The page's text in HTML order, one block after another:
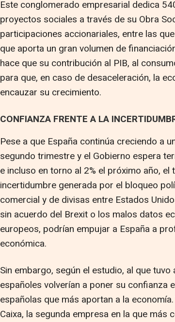
Este conglomerado empresarial dedica
proyectos sociales a través de su Obra
participaciones accionariales, entre las
que aporta un gran volumen de
hace que su contribución al PIB, al
para que, en caso de desaceleración, la
encauzar su crecimiento.
CONFIANZA FRENTE A LA
Pese a que España continúa creciendo a
segundo trimestre y el Gobierno espera
e incluso en torno al 2% el próximo año, el
incertidumbre generada por el bloqueo
comercial y de divisas entre Estados
sin acuerdo del Brexit o los malos datos
europeos, podrían empujar a España a
económica.
Sin embargo, según el estudio, al que
españoles volverían a poner su confianza
españolas que más aportan a la
Caixa, la segunda empresa en la que más